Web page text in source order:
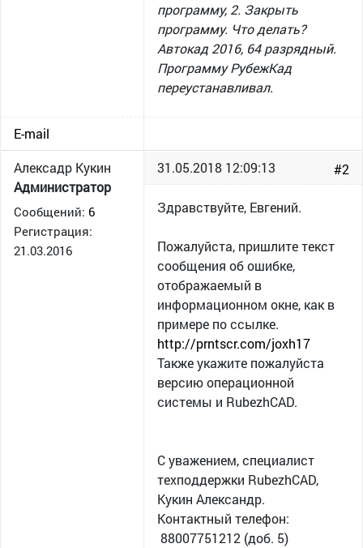
программу, 2. Закрыть
программу. Что делать?
Автокад 2016, 64 разрядный.
Программу РубежКад
переустанавливал.
E-mail
Алексадр Кукин
Администратор
Сообщений: 6
Регистрация:
21.03.2016
#2
31.05.2018 12:09:13
Здравствуйте, Евгений.
Пожалуйста, пришлите текст
сообщения об ошибке,
отображаемый в
информационном окне, как в
примере по ссылке.
http://prntscr.com/joxh17
Также укажите пожалуйста
версию операционной
системы и RubezhCAD.
С уважением, специалист
техподдержки RubezhCAD,
Кукин Александр.
Контактный телефон:
88007751212 (доб. 5)